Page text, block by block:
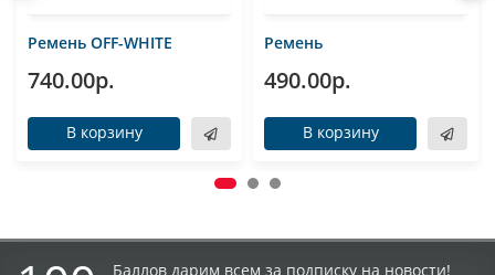
Ремень OFF-WHITE
740.00р.
В корзину
Ремень
490.00р.
В корзину
Баллов дарим всем за подписку на новости!